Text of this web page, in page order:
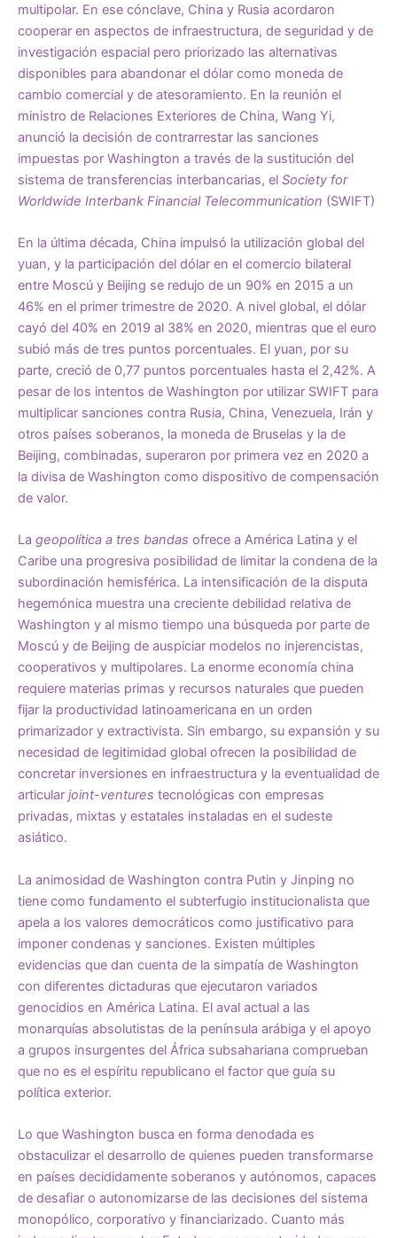
multipolar. En ese cónclave, China y Rusia acordaron
cooperar en aspectos de infraestructura, de seguridad y de
investigación espacial pero priorizado las alternativas
disponibles para abandonar el dólar como moneda de
cambio comercial y de atesoramiento. En la reunión el
ministro de Relaciones Exteriores de China, Wang Yi,
anunció la decisión de contrarrestar las sanciones
impuestas por Washington a través de la sustitución del
sistema de transferencias interbancarias, el Society for
Worldwide Interbank Financial Telecommunication (SWIFT)
En la última década, China impulsó la utilización global del
yuan, y la participación del dólar en el comercio bilateral
entre Moscú y Beijing se redujo de un 90% en 2015 a un
46% en el primer trimestre de 2020. A nivel global, el dólar
cayó del 40% en 2019 al 38% en 2020, mientras que el euro
subió más de tres puntos porcentuales. El yuan, por su
parte, creció de 0,77 puntos porcentuales hasta el 2,42%. A
pesar de los intentos de Washington por utilizar SWIFT para
multiplicar sanciones contra Rusia, China, Venezuela, Irán y
otros países soberanos, la moneda de Bruselas y la de
Beijing, combinadas, superaron por primera vez en 2020 a
la divisa de Washington como dispositivo de compensación
de valor.
La geopolítica a tres bandas ofrece a América Latina y el
Caribe una progresiva posibilidad de limitar la condena de la
subordinación hemisférica. La intensificación de la disputa
hegemónica muestra una creciente debilidad relativa de
Washington y al mismo tiempo una búsqueda por parte de
Moscú y de Beijing de auspiciar modelos no injerencistas,
cooperativos y multipolares. La enorme economía china
requiere materias primas y recursos naturales que pueden
fijar la productividad latinoamericana en un orden
primarizador y extractivista. Sin embargo, su expansión y su
necesidad de legitimidad global ofrecen la posibilidad de
concretar inversiones en infraestructura y la eventualidad de
articular joint-ventures tecnológicas con empresas
privadas, mixtas y estatales instaladas en el sudeste
asiático.
La animosidad de Washington contra Putin y Jinping no
tiene como fundamento el subterfugio institucionalista que
apela a los valores democráticos como justificativo para
imponer condenas y sanciones. Existen múltiples
evidencias que dan cuenta de la simpatía de Washington
con diferentes dictaduras que ejecutaron variados
genocidios en América Latina. El aval actual a las
monarquías absolutistas de la península arábiga y el apoyo
a grupos insurgentes del África subsahariana comprueban
que no es el espíritu republicano el factor que guía su
política exterior.
Lo que Washington busca en forma denodada es
obstaculizar el desarrollo de quienes pueden transformarse
en países decididamente soberanos y autónomos, capaces
de desafiar o autonomizarse de las decisiones del sistema
monopólico, corporativo y financiarizado. Cuanto más